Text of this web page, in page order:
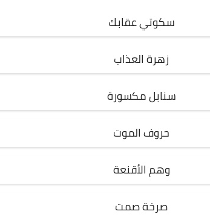
سكوتي عقابك
زهرة العذاب
سنابل مكسورة
حروف الموت
وهم الأقنعة
صرخة صمت